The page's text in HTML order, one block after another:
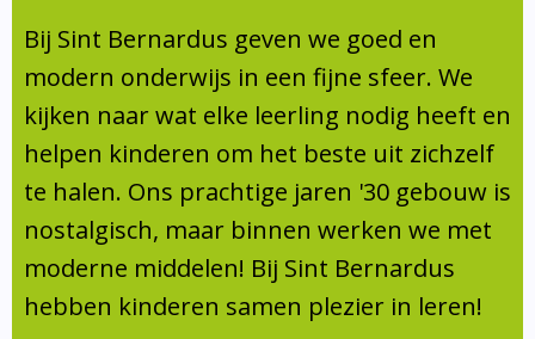
Onderwijs
Leerlingenraad
Leerlingenzorg
Doorstroomtoets
Jeugdprofessional op school
Centrum Jeugd en Gezin
Schoollogopedie
schoolondersteuningsprofiel
Schooltijden
Absentie
Vakanties
Aanmelden
Ouders
Activiteitencommissie (AC)
Medezeggenschapsraad (MR)
Formulieren
Klachtenregeling
Contact
Bij Sint Bernardus geven we goed en
modern onderwijs in een fijne sfeer. We
kijken naar wat elke leerling nodig heeft en
helpen kinderen om het beste uit zichzelf
te halen. Ons prachtige jaren '30 gebouw is
nostalgisch, maar binnen werken we met
moderne middelen! Bij Sint Bernardus
hebben kinderen samen plezier in leren!